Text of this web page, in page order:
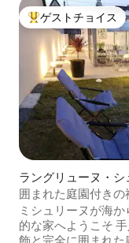
大好評のゲストチ
ゲストチョイス
ラングリューヌ・シ
ールの一軒家
囲まれた庭園付きの
ミシュリーヌが海
的な家へようこそ